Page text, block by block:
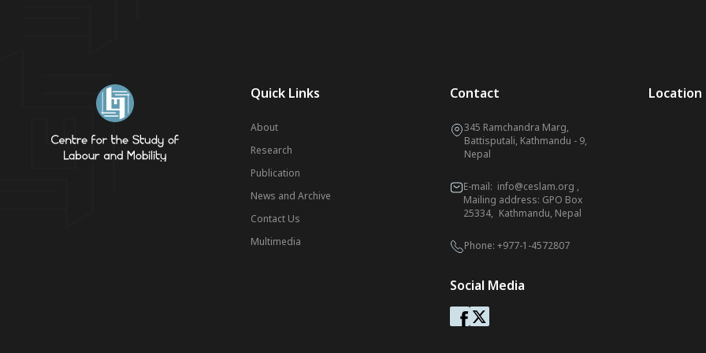
Quick Links
About
Research
Publication
News and Archive
Contact Us
Multimedia
Contact
345 Ramchandra Marg,
Battisputali, Kathmandu - 9,
Nepal
E-mail: info@ceslam.org ,
Mailing address: GPO Box
25334, Kathmandu, Nepal
Phone: +977-1-4572807
Social Media
Location